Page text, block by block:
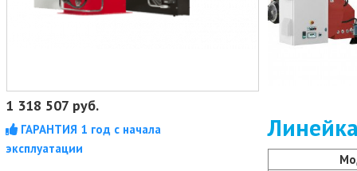
1 318 507 руб.
ГАРАНТИЯ 1 год с начала
эксплуатации